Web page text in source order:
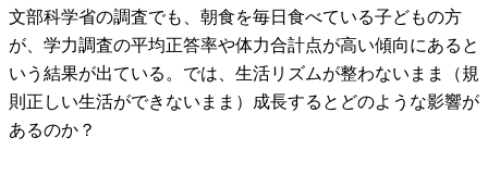
文部科学省の調査でも、朝食を毎日食べている子どもの方
が、学力調査の平均正答率や体力合計点が高い傾向にあると
いう結果が出ている。では、生活リズムが整わないまま（規
則正しい生活ができないまま）成長するとどのような影響が
あるのか？